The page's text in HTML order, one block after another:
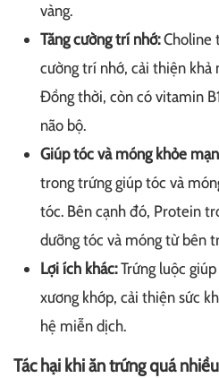
vàng.
Tăng cường trí nhớ:Choline
cường trí nhớ, cải thiện khả
Đồng thời, còn có vitamin
não bộ.
Giúp tóc và móng khỏe
trong trứng giúp tóc và
tóc. Bên cạnh đó, Protein
dưỡng tóc và móng từ bên
Lợi ích khác:Trứng luộc
xương khớp, cải thiện sức
hệ miễn dịch.
Tác hại khi ăn trứng quá nhiều